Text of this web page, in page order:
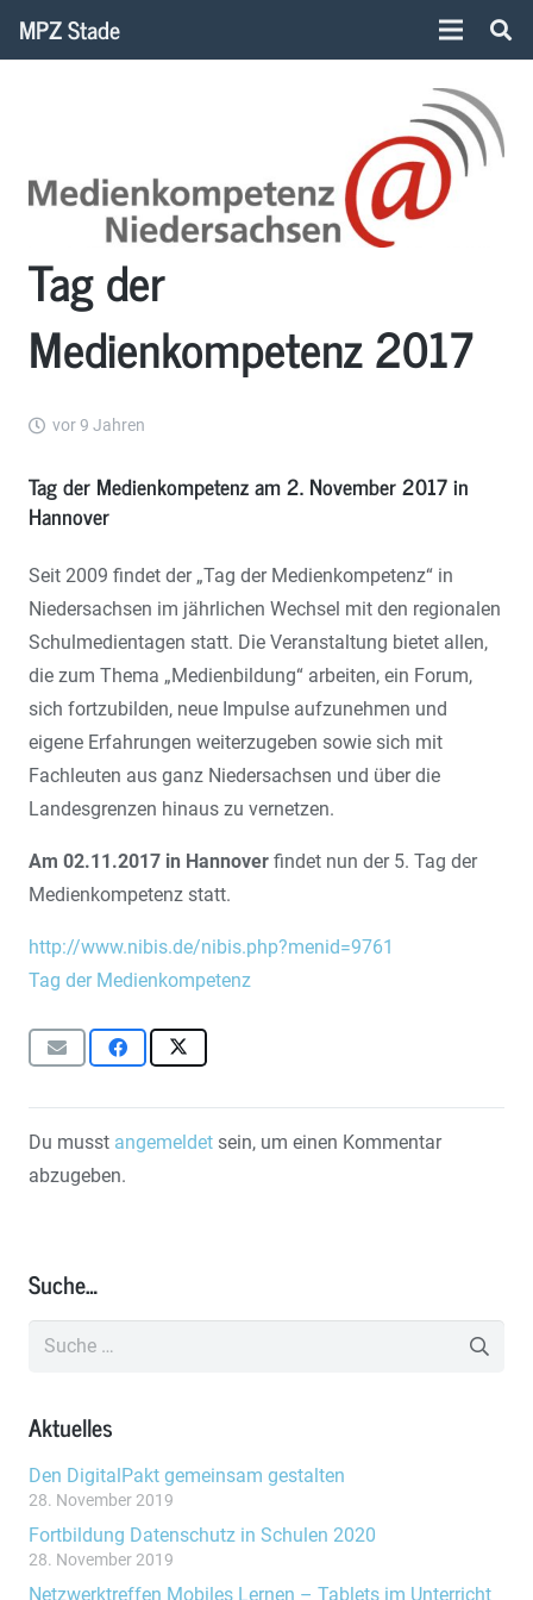
MPZ Stade
Tag der
Medienkompetenz 2017
vor 9 Jahren
Tag der Medienkompetenz am 2. November 2017 in
Hannover
Seit 2009 findet der „Tag der Medienkompetenz“ in
Niedersachsen im jährlichen Wechsel mit den regionalen
Schulmedientagen statt. Die Veranstaltung bietet allen,
die zum Thema „Medienbildung“ arbeiten, ein Forum,
sich fortzubilden, neue Impulse aufzunehmen und
eigene Erfahrungen weiterzugeben sowie sich mit
Fachleuten aus ganz Niedersachsen und über die
Landesgrenzen hinaus zu vernetzen.
Am 02.11.2017 in Hannover findet nun der 5. Tag der
Medienkompetenz statt.
http://www.nibis.de/nibis.php?menid=9761
Tag der Medienkompetenz
Du musst angemeldet sein, um einen Kommentar
abzugeben.
Suche…
Suche
Aktuelles
Den DigitalPakt gemeinsam gestalten
28. November 2019
Fortbildung Datenschutz in Schulen 2020
28. November 2019
Netzwerktreffen Mobiles Lernen – Tablets im Unterricht